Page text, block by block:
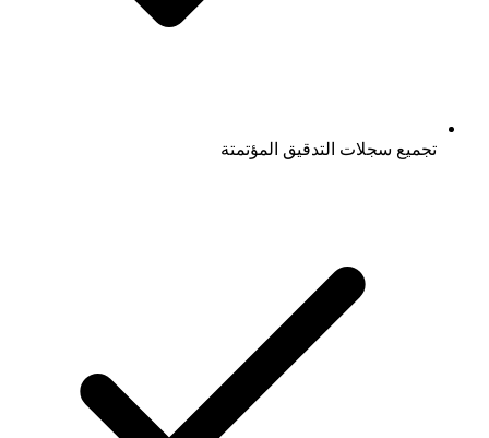
تجميع سجلات التدقيق المؤتمتة